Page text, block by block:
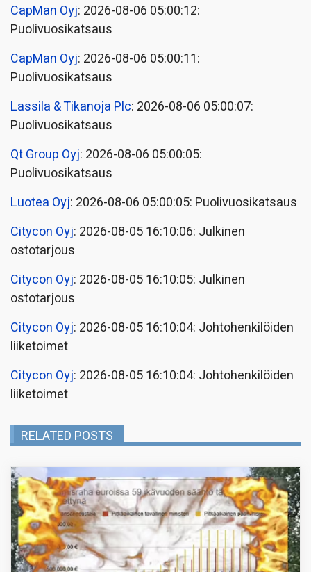
CapMan Oyj: 2026-08-06 05:00:12:
Puolivuosikatsaus
CapMan Oyj: 2026-08-06 05:00:11:
Puolivuosikatsaus
Lassila & Tikanoja Plc: 2026-08-06 05:00:07:
Puolivuosikatsaus
Qt Group Oyj: 2026-08-06 05:00:05:
Puolivuosikatsaus
Luotea Oyj: 2026-08-06 05:00:05: Puolivuosikatsaus
Citycon Oyj: 2026-08-05 16:10:06: Julkinen
ostotarjous
Citycon Oyj: 2026-08-05 16:10:05: Julkinen
ostotarjous
Citycon Oyj: 2026-08-05 16:10:04: Johtohenkilöiden
liiketoimet
Citycon Oyj: 2026-08-05 16:10:04: Johtohenkilöiden
liiketoimet
RELATED POSTS